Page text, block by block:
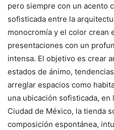
pero siempre con un acento
sofisticada entre la
monocromía y el color crean
presentaciones con un
intensa. El objetivo es crear
estados de ánimo,
arreglar espacios como
una ubicación sofisticada, en
Ciudad de México, la tienda
composición espontánea,